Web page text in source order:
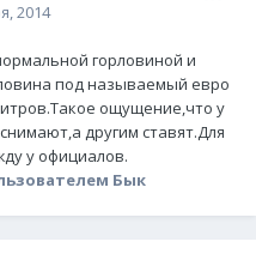
2014
горловиной и
под называемый евро
ощущение,что у
другим ставят.Для
у официалов.
Бык